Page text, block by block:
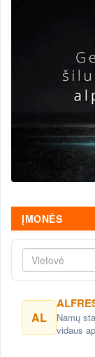
ĮMONĖS
Vietovė
AL
Namų
vidaus